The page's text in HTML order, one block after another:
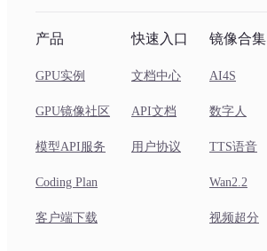
产品
GPU实例
GPU镜像社区
模型API服务
Coding Plan
客户端下载
快速入口
文档中心
API文档
用户协议
镜像合集
AI4S
数字人
TTS语音
Wan2.2
视频超分